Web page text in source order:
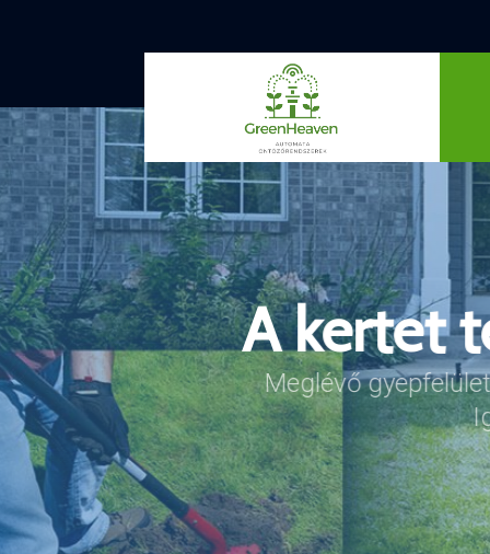
A kertet
Meglévő
Az